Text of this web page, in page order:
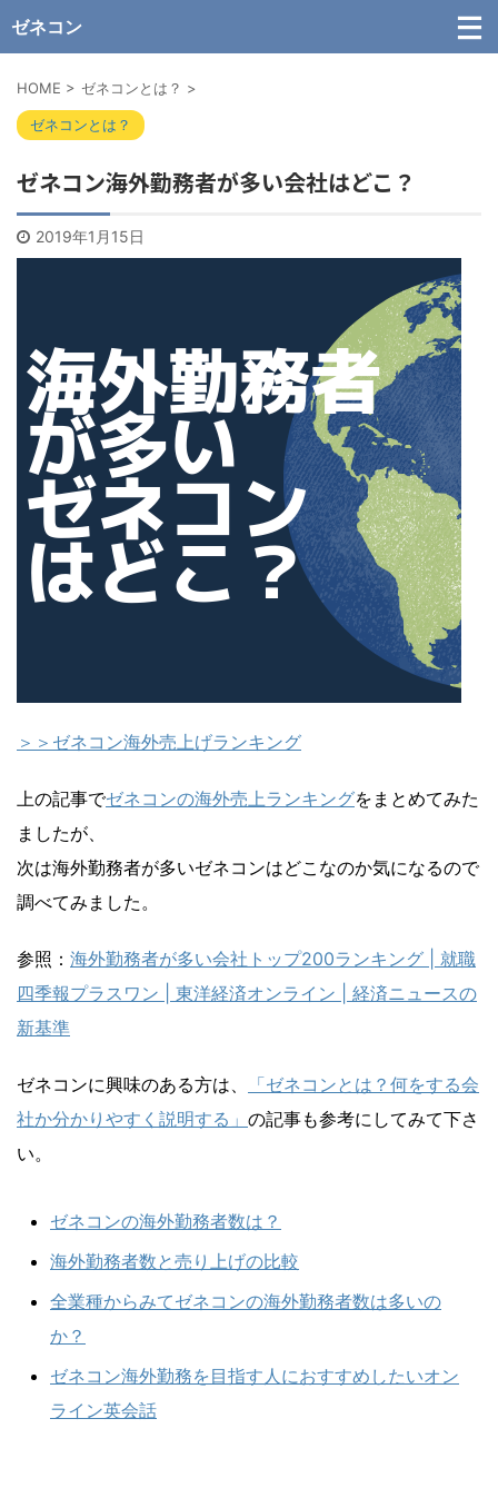
ゼネコン
HOME > ゼネコンとは？ >
ゼネコンとは？
ゼネコン海外勤務者が多い会社はどこ？
2019年1月15日
＞＞ゼネコン海外売上げランキング
上の記事でゼネコンの海外売上ランキングをまとめてみた
ましたが、
次は海外勤務者が多いゼネコンはどこなのか気になるので
調べてみました。
参照： 海外勤務者が多い会社トップ200ランキング | 就職
四季報プラスワン | 東洋経済オンライン | 経済ニュースの
新基準
ゼネコンに興味のある方は、
「ゼネコンとは？何をする会
社か分かりやすく説明する」 の記事も参考にしてみて下さ
い。
ゼネコンの海外勤務者数は？
海外勤務者数と売り上げの比較
全業種からみてゼネコンの海外勤務者数は多いの
か？
ゼネコン海外勤務を目指す人におすすめしたいオン
ライン英会話